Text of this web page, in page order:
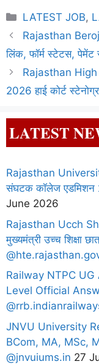
Categories
LATEST JOB,
Rajasthan
लिंक, फॉर्म स्टेटस, पेमेंट
Rajasthan
2026 हाई कोर्ट
LATEST
Rajasthan
संघटक कॉलेज एडमिशन
June 2026
Rajasthan Ucch
मुख्यमंत्री उच्च शिक्षा
Railway NTPC UG
Level Official
JNVU University
BCom, MA, MSc,
@jnvuiums.in 27